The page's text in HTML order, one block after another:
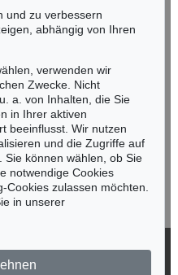
verpassen!
rechtzeitig.
anmelden >
und zu verbessern
abhängig von Ihren
verwenden wir
Zwecke. Nicht
a. von Inhalten, die Sie
in Ihrer aktiven
beeinflusst. Wir nutzen
und die Zugriffe auf
Sie können wählen, ob Sie
notwendige Cookies
zulassen möchten.
in unserer